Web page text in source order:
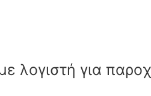
λογιστή για